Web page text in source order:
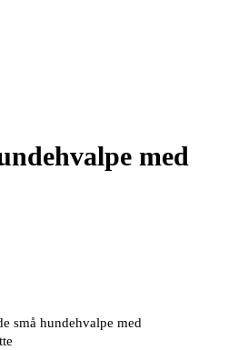
med
små hundehvalpe med